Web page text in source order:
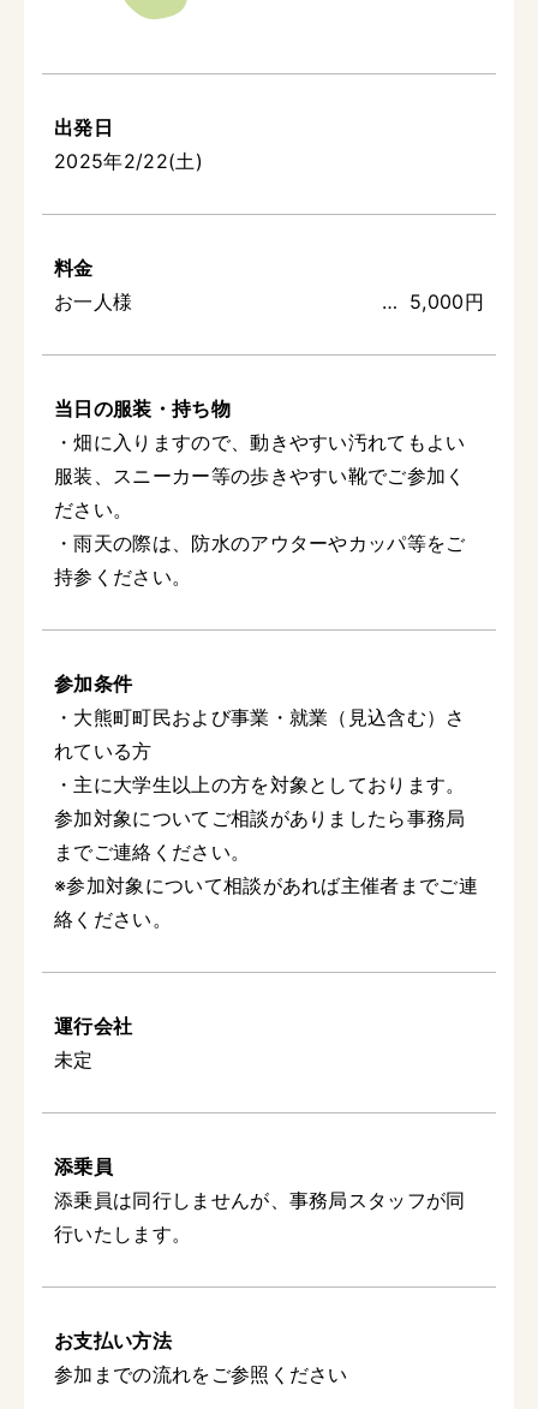
出発日
2025年2/22(土)
料金
お一人様
5,000円
当日の服装・持ち物
・畑に入りますので、動きやすい汚れてもよい
服装、スニーカー等の歩きやすい靴でご参加く
ださい。
・雨天の際は、防水のアウターやカッパ等をご
持参ください。
参加条件
・大熊町町民および事業・就業（見込含む）さ
れている方
・主に大学生以上の方を対象としております。
参加対象についてご相談がありましたら事務局
までご連絡ください。
※参加対象について相談があれば主催者までご連
絡ください。
運行会社
未定
添乗員
添乗員は同行しませんが、事務局スタッフが同
行いたします。
お支払い方法
参加までの流れをご参照ください